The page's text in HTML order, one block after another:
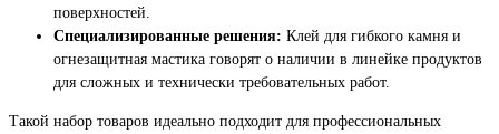
поверхностей.
Специализированные решения: Клей для гибкого камня и
огнезащитная мастика говорят о наличии в линейке продуктов
для сложных и технически требовательных работ.
Такой набор товаров идеально подходит для профессиональных